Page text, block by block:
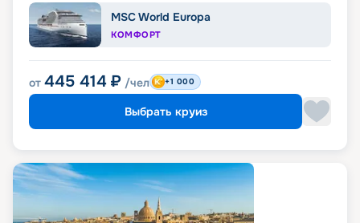
MSC World Europa
КОМФОРТ
от 445 414 ₽ /чел +1 000
Выбрать круиз